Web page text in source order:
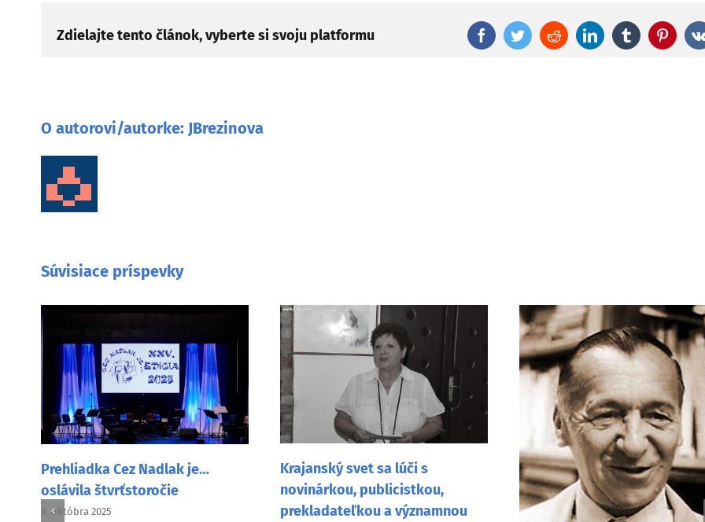
Zdielajte tento článok, vyberte si svoju platformu FacebookTwitterRedditLinkedInTumblr
O autorovi/autorke: JBrezinova
Súvisiace príspevky
Cez Nadlak je…
štvrťstoročie
Krajanský svet sa lúči s
novinárkou, publicistkou,
prekladateľkou a významnou